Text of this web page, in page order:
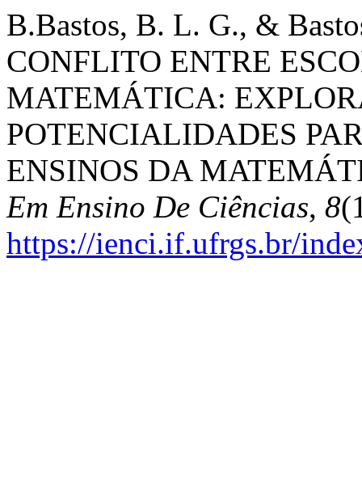
B.Bastos, B. L. G., &
CONFLITO ENTRE
MATEMÁTICA:
POTENCIALIDADES
ENSINOS DA
Em Ensino De Ciências, 8
https://ienci.if.ufrgs.br/